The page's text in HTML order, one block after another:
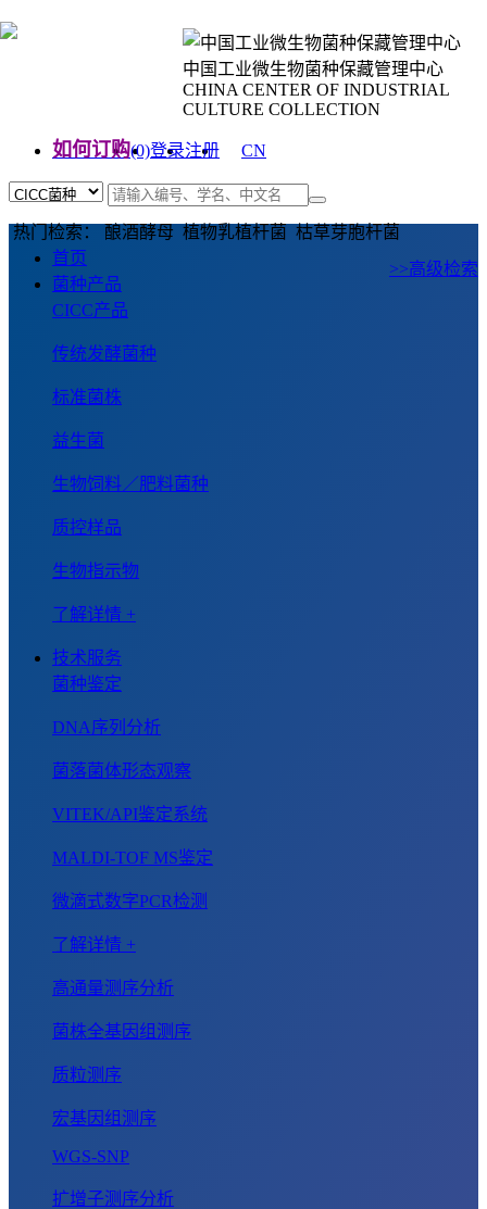
中国工业微生物菌种保藏管理中心
CHINA CENTER OF INDUSTRIAL
CULTURE COLLECTION
如何订购(0)登录注册
CN
热门检索： 酿酒酵母 植物乳植杆菌 枯草芽胞杆菌
>>高级检索
首页
菌种产品
CICC产品
传统发酵菌种
标准菌株
益生菌
生物饲料／肥料菌种
质控样品
生物指示物
了解详情 +
技术服务
菌种鉴定
DNA序列分析
菌落菌体形态观察
VITEK/API鉴定系统
MALDI-TOF MS鉴定
微滴式数字PCR检测
了解详情 +
高通量测序分析
菌株全基因组测序
质粒测序
宏基因组测序
WGS-SNP
扩增子测序分析